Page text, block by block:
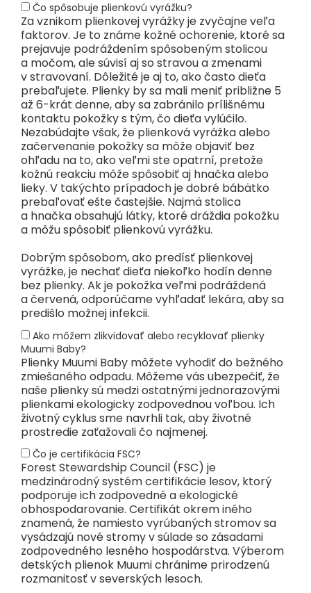
Čo spôsobuje plienkovú vyrážku?
Za vznikom plienkovej vyrážky je zvyčajne veľa
faktorov. Je to známe kožné ochorenie, ktoré sa
prejavuje podráždením spôsobeným stolicou
a močom, ale súvisí aj so stravou a zmenami
v stravovaní. Dôležité je aj to, ako často dieťa
prebaľujete. Plienky by sa mali meniť približne 5
až 6-krát denne, aby sa zabránilo prílišnému
kontaktu pokožky s tým, čo dieťa vylúčilo.
Nezabúdajte však, že plienková vyrážka alebo
začervenanie pokožky sa môže objaviť bez
ohľadu na to, ako veľmi ste opatrní, pretože
kožnú reakciu môže spôsobiť aj hnačka alebo
lieky. V takýchto prípadoch je dobré bábätko
prebaľovať ešte častejšie. Najmä stolica
a hnačka obsahujú látky, ktoré dráždia pokožku
a môžu spôsobiť plienkovú vyrážku.
Dobrým spôsobom, ako predísť plienkovej
vyrážke, je nechať dieťa niekoľko hodín denne
bez plienky. Ak je pokožka veľmi podráždená
a červená, odporúčame vyhľadať lekára, aby sa
predišlo možnej infekcii.
Ako môžem zlikvidovať alebo recyklovať plienky
Muumi Baby?
Plienky Muumi Baby môžete vyhodiť do bežného
zmiešaného odpadu. Môžeme vás ubezpečiť, že
naše plienky sú medzi ostatnými jednorazovými
plienkami ekologicky zodpovednou voľbou. Ich
životný cyklus sme navrhli tak, aby životné
prostredie zaťažovali čo najmenej.
Čo je certifikácia FSC?
Forest Stewardship Council (FSC) je
medzinárodný systém certifikácie lesov, ktorý
podporuje ich zodpovedné a ekologické
obhospodarovanie. Certifikát okrem iného
znamená, že namiesto vyrúbaných stromov sa
vysádzajú nové stromy v súlade so zásadami
zodpovedného lesného hospodárstva. Výberom
detských plienok Muumi chránime prirodzenú
rozmanitosť v severských lesoch.